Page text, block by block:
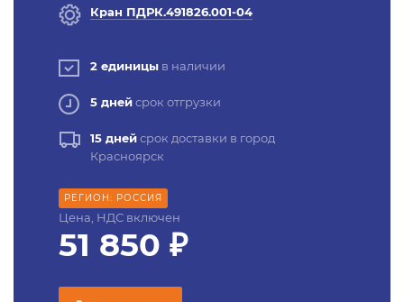
Кран ПДРК.491826.001-04
2 единицы в наличии
5 днейсрок отгрузки
15 днейсрок доставки в город
Красноярск
РЕГИОН: РОССИЯ
Цена, НДС включен
51 850 ₽